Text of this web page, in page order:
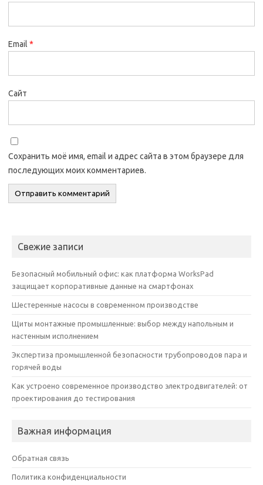
Email *
Сайт
Сохранить моё имя, email и адрес сайта в этом браузере для
последующих моих комментариев.
Свежие записи
Безопасный мобильный офис: как платформа WorksPad
защищает корпоративные данные на смартфонах
Шестеренные насосы в современном производстве
Щиты монтажные промышленные: выбор между напольным и
настенным исполнением
Экспертиза промышленной безопасности трубопроводов пара и
горячей воды
Как устроено современное производство электродвигателей: от
проектирования до тестирования
Важная информация
Обратная связь
Политика конфиденциальности